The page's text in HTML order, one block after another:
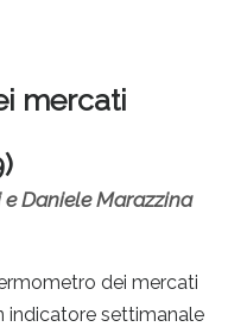
mercati
Daniele Marazzina
dei mercati
indicatore settimanale